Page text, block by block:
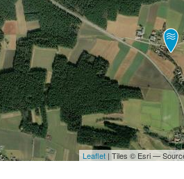
Leaflet | Tiles © Esri —